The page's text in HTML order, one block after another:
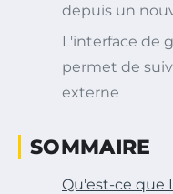
depuis un
L'interface de
permet de
externe
SOMMAIRE
Qu'est-ce que